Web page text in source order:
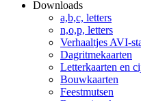
Downloads
a,b,c, letters
n,o,p, letters
Verhaaltjes AVI-
Dagritmekaarten
Letterkaarten en
Bouwkaarten
Feestmutsen